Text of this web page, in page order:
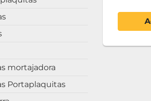
mortajadora
Portaplaquitas